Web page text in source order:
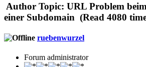
Author Topic: URL Problem
einer Subdomain (Read 4080
ruebenwurzel
Forum administrator